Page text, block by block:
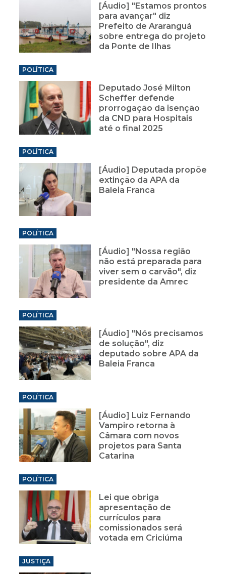
[Áudio] "Estamos prontos
para avançar" diz
Prefeito de Araranguá
sobre entrega do projeto
da Ponte de Ilhas
POLÍTICA
Deputado José Milton
Scheffer defende
prorrogação da isenção
da CND para Hospitais
até o final 2025
POLÍTICA
[Áudio] Deputada propõe
extinção da APA da
Baleia Franca
POLÍTICA
[Áudio] "Nossa região
não está preparada para
viver sem o carvão", diz
presidente da Amrec
POLÍTICA
[Áudio] "Nós precisamos
de solução", diz
deputado sobre APA da
Baleia Franca
POLÍTICA
[Áudio] Luiz Fernando
Vampiro retorna à
Câmara com novos
projetos para Santa
Catarina
POLÍTICA
Lei que obriga
apresentação de
currículos para
comissionados será
votada em Criciúma
JUSTIÇA